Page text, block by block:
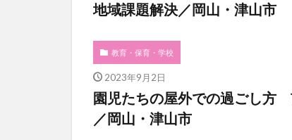
地域課題解決／岡山・津山市
教育・保育・学校
2023年9月2日
園児たちの屋外での過ごし
／岡山・津山市